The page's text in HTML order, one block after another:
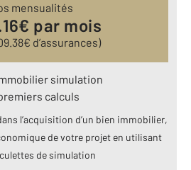
mensualités
€ par mois
€ d’assurances)
simulation
calculs
l’acquisition d’un bien immobilier,
de votre projet en utilisant
de simulation